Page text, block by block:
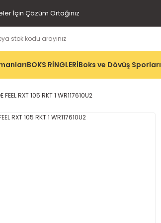
İçin Çözüm Ortağınız
BOKS RİNGLERİBoks ve Dövüş Sporları
FEEL RXT 105 RKT 1 WR117610U2